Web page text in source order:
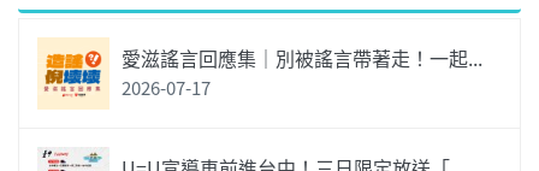
愛滋謠言回應集｜別被謠言帶著走！一起...
2026-07-17